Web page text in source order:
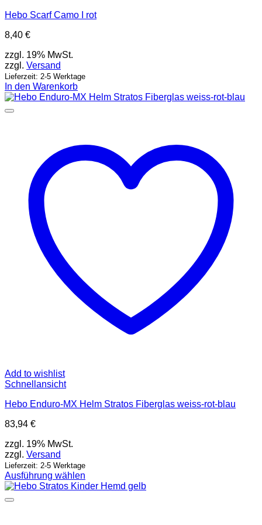
Hebo Scarf Camo I rot
8,40 €
zzgl. 19% MwSt.
zzgl. Versand
Lieferzeit: 2-5 Werktage
In den Warenkorb
Add to wishlist
Schnellansicht
Hebo Enduro-MX Helm Stratos Fiberglas weiss-rot-blau
83,94 €
zzgl. 19% MwSt.
zzgl. Versand
Lieferzeit: 2-5 Werktage
Ausführung wählen
Dieses
Produkt